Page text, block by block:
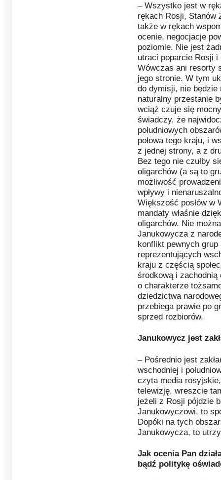
– Wszystko jest w
rękach Rosji, Stanów
także w rękach
ocenie, negocjacje
poziomie. Nie jest
utraci poparcie Rosji i
Wówczas ani resorty
jego stronie. W tym
do dymisji, nie będzie
naturalny przestanie
wciąż czuje się
świadczy, że
południowych
połowa tego kraju, i
z jednej strony, a z
Bez tego nie czułby
oligarchów (a są to
możliwość
wpływy i
Większość posłów w
mandaty właśnie
oligarchów. Nie
Janukowycza z
konflikt pewnych
reprezentujących
kraju z częścią
środkową i
o charakterze
dziedzictwa
przebiega prawie po
sprzed rozbiorów.
Janukowycz jest
– Pośrednio jest
wschodniej i
czyta media
telewizję, wreszcie
jeżeli z Rosji pójdzie
Janukowyczowi, to
Dopóki na tych
Janukowycza, to
Jak ocenia Pan
bądź politykę